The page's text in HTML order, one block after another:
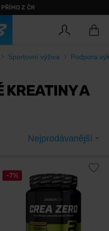
Z ČR
Sportovní výživa Podpora
KREATINY A
Nejprodávanější
-7%